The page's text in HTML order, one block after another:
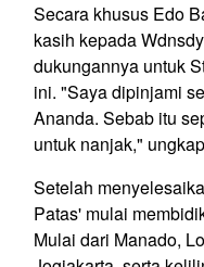
Secara khusus Edo
kasih kepada
dukungannya untuk
ini. "Saya dipinjami
Ananda. Sebab itu
untuk nanjak,"
Setelah
Patas' mulai
Mulai dari Manado,